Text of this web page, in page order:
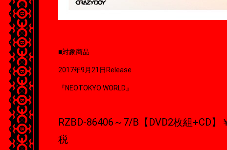
■対象商品
2017年9月21日Release
『NEOTOKYO WORLD』
RZBD-86406～7/B【DVD2枚組+CD】
税